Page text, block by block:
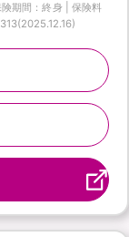
期間：終身 | 保険料